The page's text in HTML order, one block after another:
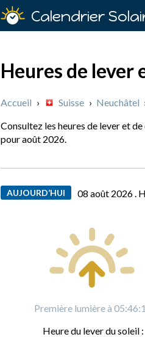
Calendrier
Heures de lever
Accueil › Suisse › Neuchâtel
Consultez les heures de lever et
pour août 2026.
AUJOURD’HUI 08 août 2026 .
Première lumière à
Heure du lever du soleil :